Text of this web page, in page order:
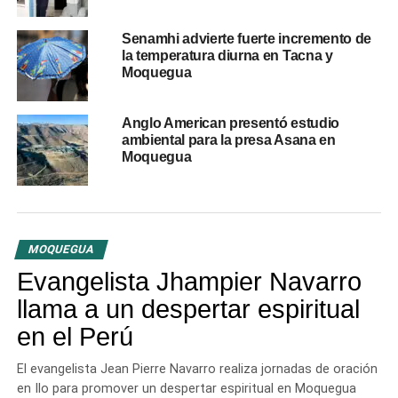
Electrosur adjudica obra que mejorará el servicio
DON'T MISS
MTC prorroga por un año el Grupo de Trabajo de
la carretera Moquegua – Omate – Arequipa
Senamhi advierte fuerte incremento de
la temperatura diurna en Tacna y
Moquegua
Anglo American presentó estudio
ambiental para la presa Asana en
Moquegua
MOQUEGUA
Evangelista Jhampier Navarro
llama a un despertar espiritual
en el Perú
El evangelista Jean Pierre Navarro realiza jornadas de oración
en Ilo para promover un despertar espiritual en Moquegua